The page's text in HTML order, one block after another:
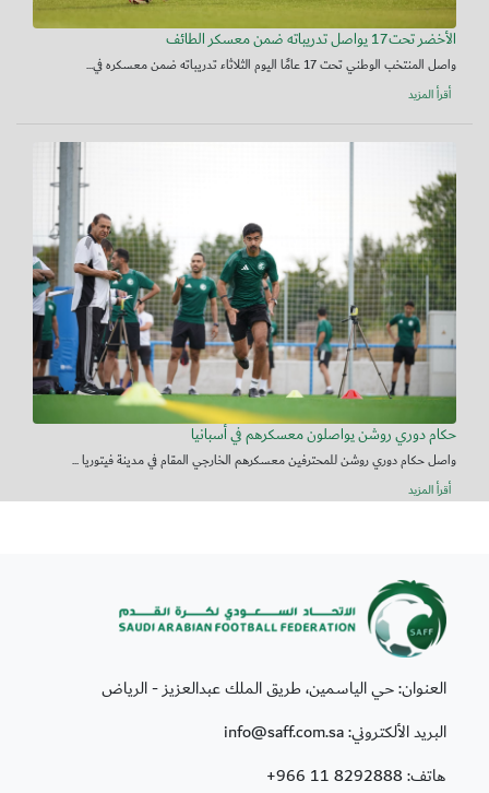
الأخضر تحت17 يواصل تدريباته ضمن معسكر الطائف
واصل المنتخب الوطني تحت 17 عامًا اليوم الثلاثاء تدريباته ضمن معسكره في...
أقرأ المزيد
حكام دوري روشن يواصلون معسكرهم في أسبانيا
واصل حكام دوري روشن للمحترفين معسكرهم الخارجي المقام في مدينة فيتوريا ...
أقرأ المزيد
العنوان: حي الياسمين، طريق الملك عبدالعزيز - الرياض
البريد الألكتروني: info@saff.com.sa
هاتف:+966 11 8292888